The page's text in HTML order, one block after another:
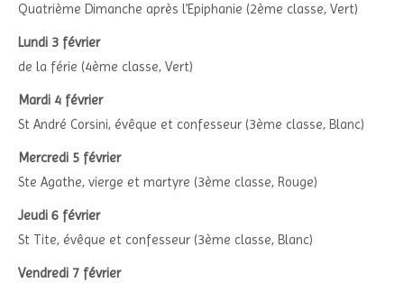
Quatrième Dimanche après l’Epiphanie (2ème classe, Vert)
Lundi 3 février
de la férie (4ème classe, Vert)
Mardi 4 février
St André Corsini, évêque et confesseur (3ème classe, Blanc)
Mercredi 5 février
Ste Agathe, vierge et martyre (3ème classe, Rouge)
Jeudi 6 février
St Tite, évêque et confesseur (3ème classe, Blanc)
Vendredi 7 février